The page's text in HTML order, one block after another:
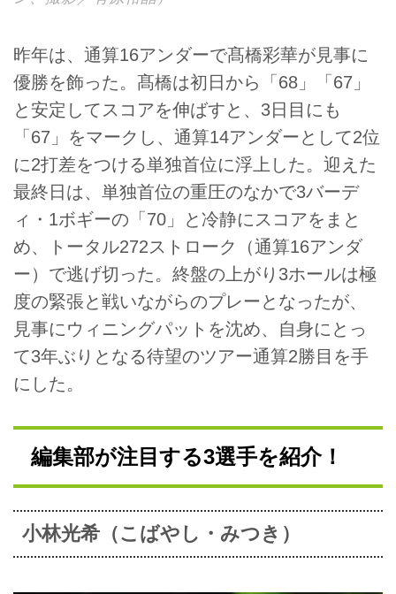
昨年は、通算16アンダーで髙橋彩華が見事に
優勝を飾った。髙橋は初日から「68」「67」
と安定してスコアを伸ばすと、3日目にも
「67」をマークし、通算14アンダーとして2位
に2打差をつける単独首位に浮上した。迎えた
最終日は、単独首位の重圧のなかで3バーデ
ィ・1ボギーの「70」と冷静にスコアをまと
め、トータル272ストローク（通算16アンダ
ー）で逃げ切った。終盤の上がり3ホールは極
度の緊張と戦いながらのプレーとなったが、
見事にウィニングパットを沈め、自身にとっ
て3年ぶりとなる待望のツアー通算2勝目を手
にした。
編集部が注目する3選手を紹介！
小林光希（こばやし・みつき）